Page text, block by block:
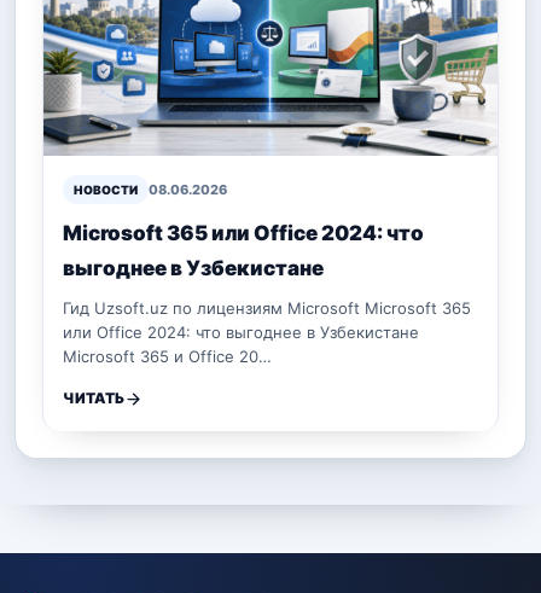
НОВОСТИ 08.06.2026
Microsoft 365 или Office 2024: что
выгоднее в Узбекистане
Гид Uzsoft.uz по лицензиям Microsoft Microsoft 365
или Office 2024: что выгоднее в Узбекистане
Microsoft 365 и Office 20…
ЧИТАТЬ